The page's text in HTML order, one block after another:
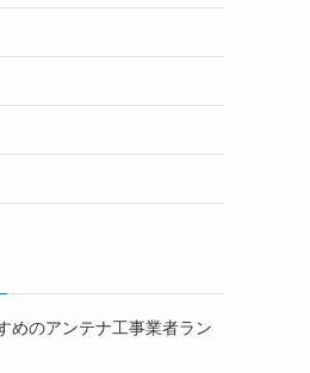
めのアンテナ工事業者ラン